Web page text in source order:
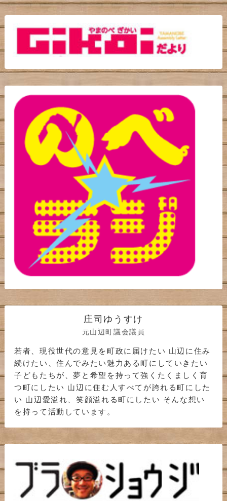
庄司ゆうすけ
元山辺町議会議員
若者、現役世代の意見を町政に届けたい 山辺に住み
続けたい、住んでみたい魅力ある町にしていきたい
子どもたちが、夢と希望を持って強くたくましく育
つ町にしたい 山辺に住む人すべてが誇れる町にした
い 山辺愛溢れ、笑顔溢れる町にしたい そんな想い
を持って活動しています。